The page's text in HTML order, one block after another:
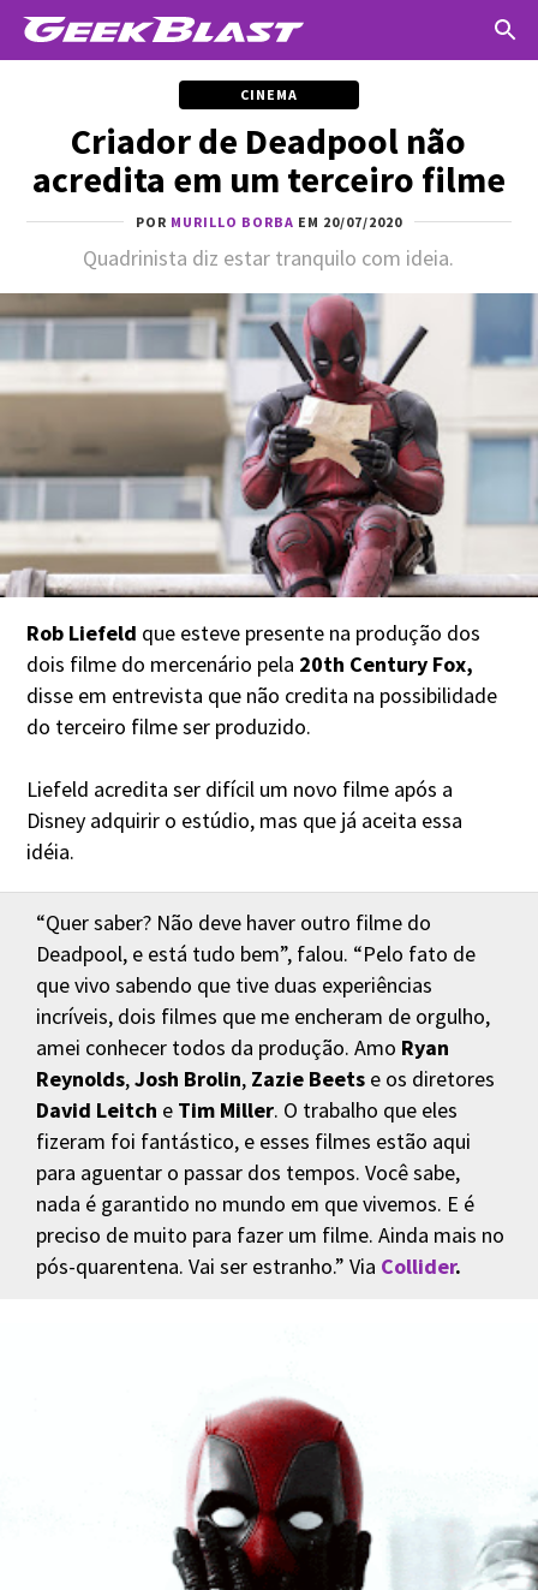
CINEMA
Criador de Deadpool não
acredita em um terceiro filme
POR MURILLO BORBA EM 20/07/2020
Quadrinista diz estar tranquilo com ideia.
Rob Liefeld que esteve presente na produção dos
dois filme do mercenário pela 20th Century Fox,
disse em entrevista que não credita na possibilidade
do terceiro filme ser produzido.
Liefeld acredita ser difícil um novo filme após a
Disney adquirir o estúdio, mas que já aceita essa
idéia.
“Quer saber? Não deve haver outro filme do
Deadpool, e está tudo bem”, falou. “Pelo fato de
que vivo sabendo que tive duas experiências
incríveis, dois filmes que me encheram de orgulho,
amei conhecer todos da produção. Amo Ryan
Reynolds,Josh Brolin, Zazie Beets e os diretores
David Leitch e Tim Miller. O trabalho que eles
fizeram foi fantástico, e esses filmes estão aqui
para aguentar o passar dos tempos. Você sabe,
nada é garantido no mundo em que vivemos. E é
preciso de muito para fazer um filme. Ainda mais no
pós-quarentena. Vai ser estranho.” Via Collider.